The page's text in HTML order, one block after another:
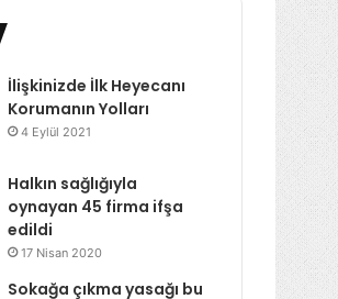
İlişkinizde İlk Heyecanı
Korumanın Yolları
4 Eylül 2021
Halkın sağlığıyla
oynayan 45 firma ifşa
edildi
17 Nisan 2020
Sokağa çıkma yasağı bu